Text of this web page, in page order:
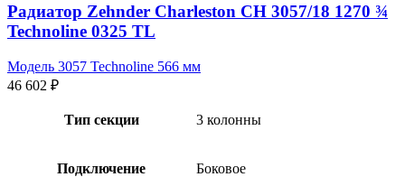
Радиатор Zehnder Charleston CH 3057/18 1270 ¾
Technoline 0325 TL
Модель 3057 Technoline 566 мм
46 602 ₽
Тип секции 3 колонны
Подключение Боковое